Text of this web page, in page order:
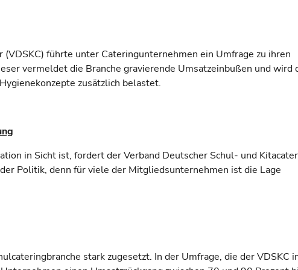
führte unter Cateringunternehmen ein Umfrage zu ihren
vermeldet die Branche gravierende Umsatzeinbußen und wird
zusätzlich belastet.
in Sicht ist, fordert der Verband Deutscher Schul- und
Politik, denn für viele der Mitgliedsunternehmen ist die Lage
stark zugesetzt. In der Umfrage, die der VDSKC